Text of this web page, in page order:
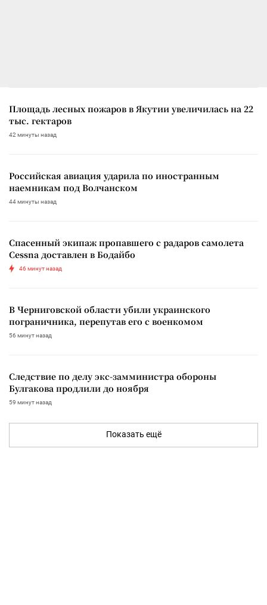
Площадь лесных пожаров в Якутии увеличилась на 22
тыс. гектаров
42 минуты назад
Российская авиация ударила по иностранным
наемникам под Волчанском
44 минуты назад
Спасенный экипаж пропавшего с радаров самолета
Cessna доставлен в Бодайбо
46 минут назад
В Черниговской области убили украинского
пограничника, перепутав его с военкомом
56 минут назад
Следствие по делу экс-замминистра обороны
Булгакова продлили до ноября
59 минут назад
Показать ещё